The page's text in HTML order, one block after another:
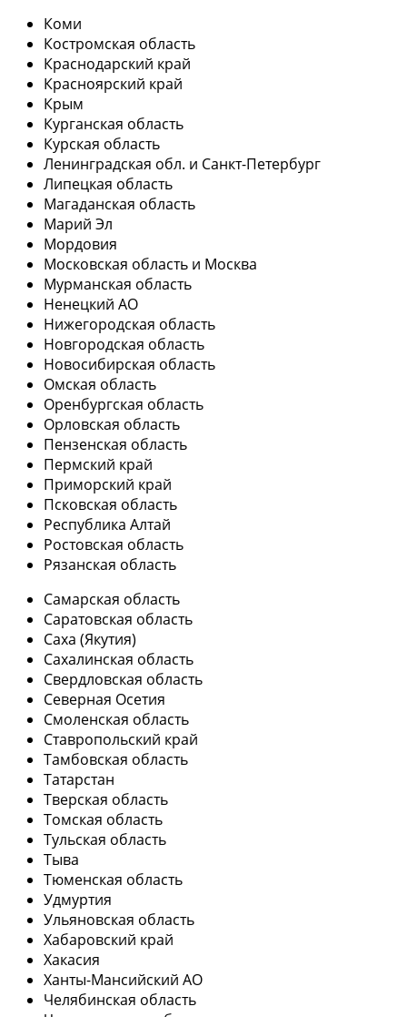
Коми
Костромская область
Краснодарский край
Красноярский край
Крым
Курганская область
Курская область
Ленинградская обл. и Санкт-Петербург
Липецкая область
Магаданская область
Марий Эл
Мордовия
Московская область и Москва
Мурманская область
Ненецкий АО
Нижегородская область
Новгородская область
Новосибирская область
Омская область
Оренбургская область
Орловская область
Пензенская область
Пермский край
Приморский край
Псковская область
Республика Алтай
Ростовская область
Рязанская область
Самарская область
Саратовская область
Саха (Якутия)
Сахалинская область
Свердловская область
Северная Осетия
Смоленская область
Ставропольский край
Тамбовская область
Татарстан
Тверская область
Томская область
Тульская область
Тыва
Тюменская область
Удмуртия
Ульяновская область
Хабаровский край
Хакасия
Ханты-Мансийский АО
Челябинская область